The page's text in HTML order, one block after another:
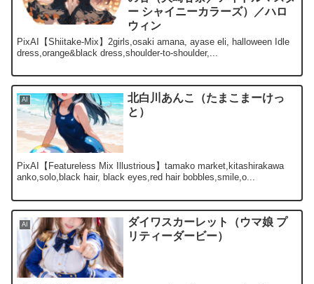
ー シャイニーカラーズ）／ハロ
ウィン
PixAI【Shiitake-Mix】2girls,osaki amana, ayase eli, halloween Idle
dress,orange&black dress,shoulder-to-shoulder,...
AI
北白川あんこ（たまこまーけっ
と）
PixAI【Featureless Mix Illustrious】tamako market,kitashirakawa
anko,solo,black hair, black eyes,red hair bobbles,smile,o...
AI
ダイワスカーレット（ウマ娘 プ
リティーダービー）